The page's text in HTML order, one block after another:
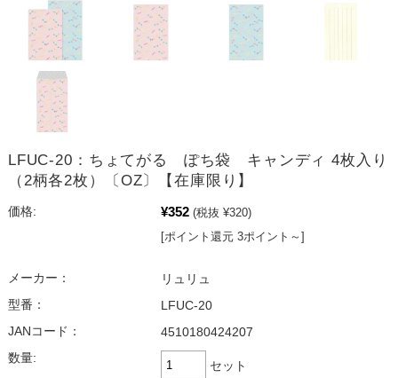
LFUC-20：ちょてがる ぽち袋 キャンディ 4枚入り
（2柄各2枚）〔OZ〕【在庫限り】
価格: ¥352 (税抜 ¥320)
[ポイント還元 3ポイント～]
メーカー：
リュリュ
型番：
LFUC-20
JANコード：
4510180424207
数量:
セット